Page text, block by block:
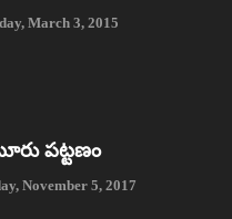
March 3, 2015
పట్టణం
November 5, 2017